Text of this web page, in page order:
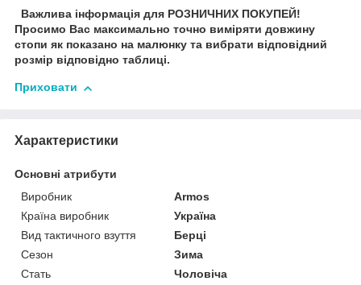
Важлива інформація для РОЗНИЧНИХ ПОКУПЕЙ!
Просимо Вас максимально точно виміряти довжину
стопи як показано на малюнку та вибрати відповідний
розмір відповідно таблиці.
Приховати
Характеристики
Основні атрибути
Виробник
Armos
Країна виробник
Україна
Вид тактичного взуття
Берці
Сезон
Зима
Стать
Чоловіча